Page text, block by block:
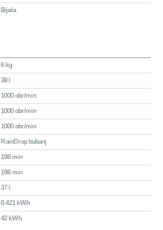
Bijela
6 kg
38 l
1000 obr/min
1000 obr/min
1000 obr/min
RainDrop bubanj
198 min
198 min
37 l
0.421 kWh
42 kWh